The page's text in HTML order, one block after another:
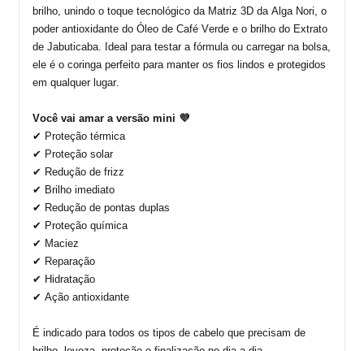
brilho, unindo o toque tecnológico da Matriz 3D da Alga Nori , o
poder antioxidante do Óleo de Café Verde e o brilho do Extrato
de Jabuticaba . Ideal para testar a fórmula ou carregar na bolsa,
ele é o coringa perfeito para manter os fios lindos e protegidos
em qualquer lugar.
Você vai amar a versão mini 💜
✔ Proteção térmica
✔ Proteção solar
✔ Redução de frizz
✔ Brilho imediato
✔ Redução de pontas duplas
✔ Proteção química
✔ Maciez
✔ Reparação
✔ Hidratação
✔ Ação antioxidante
É indicado para todos os tipos de cabelo que precisam de